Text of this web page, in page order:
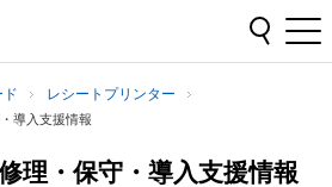
レシートプリンター
導入支援情報
理・保守・導入支援情報